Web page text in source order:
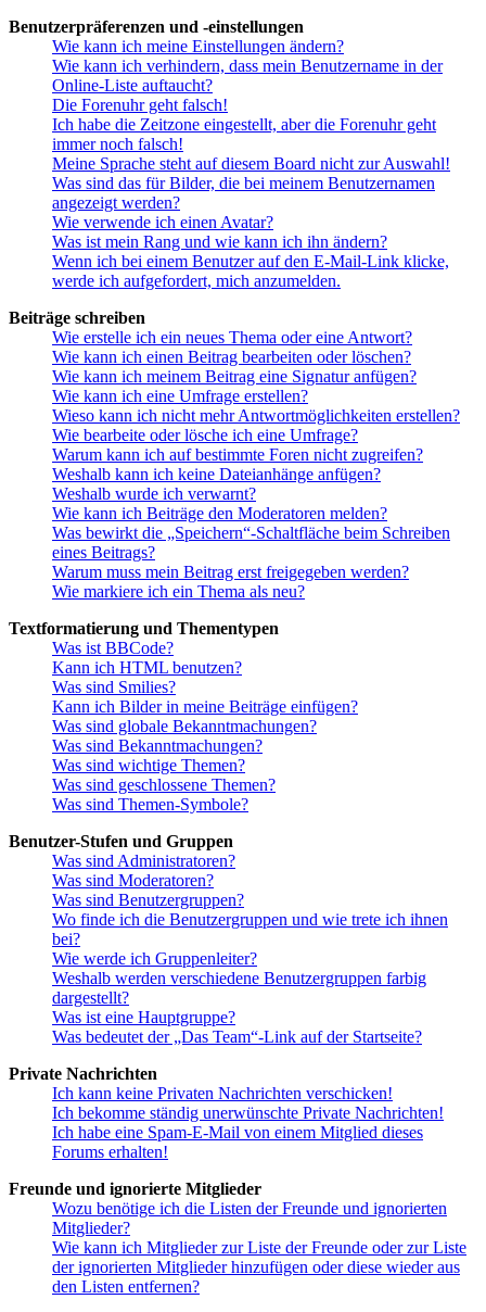
Benutzerpräferenzen und -einstellungen
Wie kann ich meine Einstellungen ändern?
Wie kann ich verhindern, dass mein Benutzername in der
Online-Liste auftaucht?
Die Forenuhr geht falsch!
Ich habe die Zeitzone eingestellt, aber die Forenuhr geht
immer noch falsch!
Meine Sprache steht auf diesem Board nicht zur Auswahl!
Was sind das für Bilder, die bei meinem Benutzernamen
angezeigt werden?
Wie verwende ich einen Avatar?
Was ist mein Rang und wie kann ich ihn ändern?
Wenn ich bei einem Benutzer auf den E-Mail-Link klicke,
werde ich aufgefordert, mich anzumelden.
Beiträge schreiben
Wie erstelle ich ein neues Thema oder eine Antwort?
Wie kann ich einen Beitrag bearbeiten oder löschen?
Wie kann ich meinem Beitrag eine Signatur anfügen?
Wie kann ich eine Umfrage erstellen?
Wieso kann ich nicht mehr Antwortmöglichkeiten erstellen?
Wie bearbeite oder lösche ich eine Umfrage?
Warum kann ich auf bestimmte Foren nicht zugreifen?
Weshalb kann ich keine Dateianhänge anfügen?
Weshalb wurde ich verwarnt?
Wie kann ich Beiträge den Moderatoren melden?
Was bewirkt die „Speichern“-Schaltfläche beim Schreiben
eines Beitrags?
Warum muss mein Beitrag erst freigegeben werden?
Wie markiere ich ein Thema als neu?
Textformatierung und Thementypen
Was ist BBCode?
Kann ich HTML benutzen?
Was sind Smilies?
Kann ich Bilder in meine Beiträge einfügen?
Was sind globale Bekanntmachungen?
Was sind Bekanntmachungen?
Was sind wichtige Themen?
Was sind geschlossene Themen?
Was sind Themen-Symbole?
Benutzer-Stufen und Gruppen
Was sind Administratoren?
Was sind Moderatoren?
Was sind Benutzergruppen?
Wo finde ich die Benutzergruppen und wie trete ich ihnen
bei?
Wie werde ich Gruppenleiter?
Weshalb werden verschiedene Benutzergruppen farbig
dargestellt?
Was ist eine Hauptgruppe?
Was bedeutet der „Das Team“-Link auf der Startseite?
Private Nachrichten
Ich kann keine Privaten Nachrichten verschicken!
Ich bekomme ständig unerwünschte Private Nachrichten!
Ich habe eine Spam-E-Mail von einem Mitglied dieses
Forums erhalten!
Freunde und ignorierte Mitglieder
Wozu benötige ich die Listen der Freunde und ignorierten
Mitglieder?
Wie kann ich Mitglieder zur Liste der Freunde oder zur Liste
der ignorierten Mitglieder hinzufügen oder diese wieder aus
den Listen entfernen?